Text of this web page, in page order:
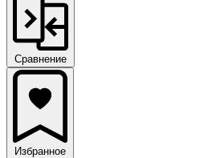
Сравнение
Избранное